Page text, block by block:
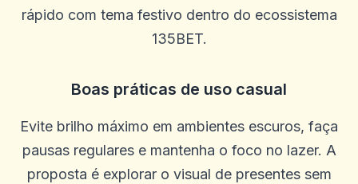
rápido com tema festivo dentro do ecossistema
135BET.
Boas práticas de uso casual
Evite brilho máximo em ambientes escuros, faça
pausas regulares e mantenha o foco no lazer. A
proposta é explorar o visual de presentes sem
0
S
2025-10-01 07:09:57
Só posso recomendar que não há problemas e o dinheiro é pago em
um dia em um dia
0 0